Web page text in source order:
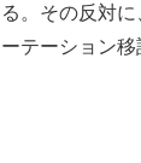
る。その反対
ーテーション移